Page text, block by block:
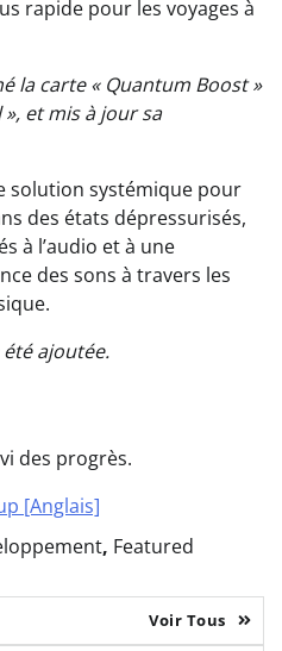
rapide pour les voyages à
la carte « Quantum Boost »
et mis à jour sa
solution systémique pour
des états dépressurisés,
à l’audio et à une
des sons à travers les
ajoutée.
des progrès.
[Anglais]
, Featured
Voir Tous